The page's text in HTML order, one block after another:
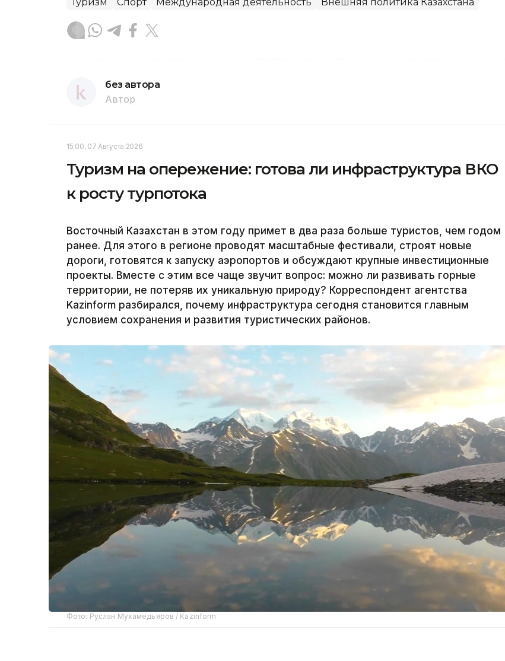
Туризм Спорт Международная деятельность Внешняя политика Казахстана
без автора
Автор
15:00, 07 Августа 2026
Туризм на опережение: готова ли инфраструктура ВКО
к росту турпотока
Восточный Казахстан в этом году примет в два раза больше туристов, чем годом
ранее. Для этого в регионе проводят масштабные фестивали, строят новые
дороги, готовятся к запуску аэропортов и обсуждают крупные инвестиционные
проекты. Вместе с этим все чаще звучит вопрос: можно ли развивать горные
территории, не потеряв их уникальную природу? Корреспондент агентства
Kazinform разбирался, почему инфраструктура сегодня становится главным
условием сохранения и развития туристических районов.
Фото: Руслан Мухамедьяров / Kazinform